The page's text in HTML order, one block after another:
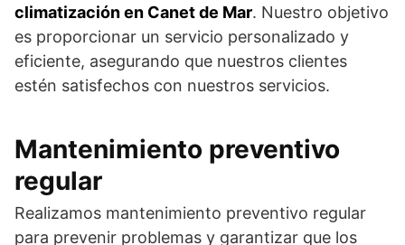
climatización en Canet de Mar. Nuestro objetivo
es proporcionar un servicio personalizado y
eficiente, asegurando que nuestros clientes
estén satisfechos con nuestros servicios.
Mantenimiento preventivo
regular
Realizamos mantenimiento preventivo regular
para prevenir problemas y garantizar que los